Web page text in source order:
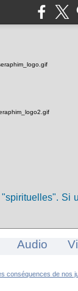
Si
Audio
conséquences de nos